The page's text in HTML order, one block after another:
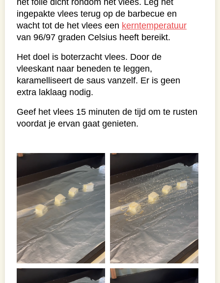
ingepakte vlees terug op de barbecue en
wacht tot de het vlees een kerntemperatuur
van 96/97 graden Celsius heeft bereikt.
Het doel is boterzacht vlees. Door de
vleeskant naar beneden te leggen,
karamelliseert de saus vanzelf. Er is geen
extra laklaag nodig.
Geef het vlees 15 minuten de tijd om te rusten
voordat je ervan gaat genieten.